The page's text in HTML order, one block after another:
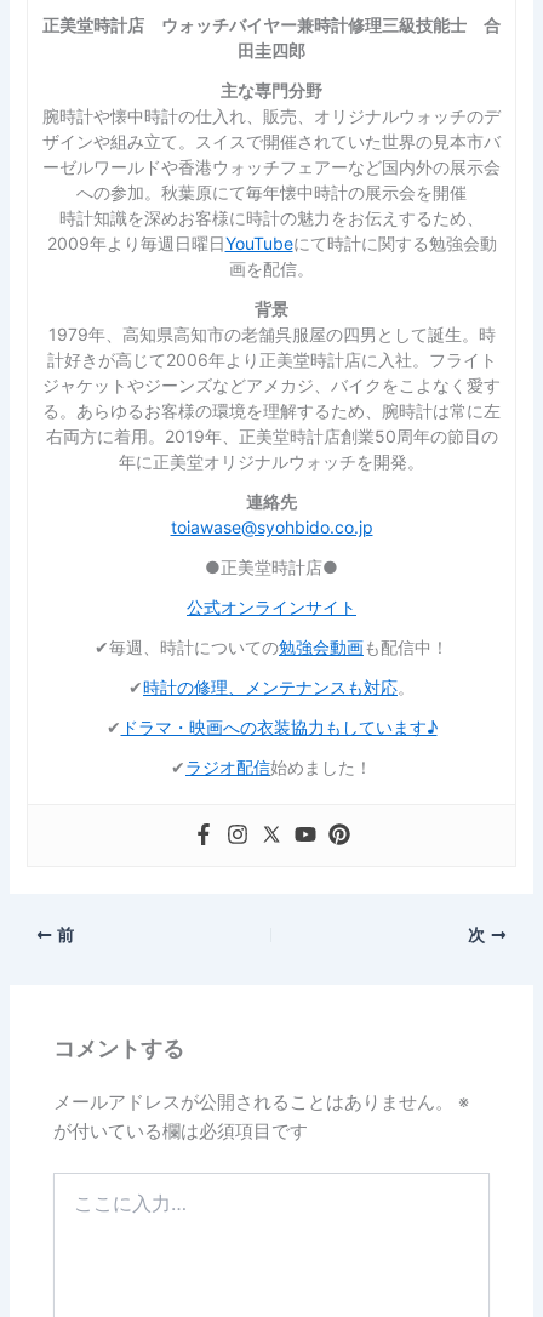
正美堂時計店 ウォッチバイヤー兼時計修理三級技能士 合
田圭四郎
主な専門分野
腕時計や懐中時計の仕入れ、販売、オリジナルウォッチのデ
ザインや組み立て。スイスで開催されていた世界の見本市バ
ーゼルワールドや香港ウォッチフェアーなど国内外の展示会
への参加。秋葉原にて毎年懐中時計の展示会を開催
時計知識を深めお客様に時計の魅力をお伝えするため、
2009年より毎週日曜日YouTubeにて時計に関する勉強会動
画を配信。
背景
1979年、高知県高知市の老舗呉服屋の四男として誕生。時
計好きが高じて2006年より正美堂時計店に入社。フライト
ジャケットやジーンズなどアメカジ、バイクをこよなく愛す
る。あらゆるお客様の環境を理解するため、腕時計は常に左
右両方に着用。2019年、正美堂時計店創業50周年の節目の
年に正美堂オリジナルウォッチを開発。
連絡先
toiawase@syohbido.co.jp
●正美堂時計店●
公式オンラインサイト
✔︎毎週、時計についての勉強会動画も配信中！
✔︎時計の修理、メンテナンスも対応。
✔︎ ドラマ・映画への衣装協力もしています♪
✔︎ラジオ配信始めました！
前 次
コメントする
メールアドレスが公開されることはありません。
※
が付いている欄は必須項目です